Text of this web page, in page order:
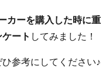
カーを購入した時に重
ート してみました！
参考にしてください♪